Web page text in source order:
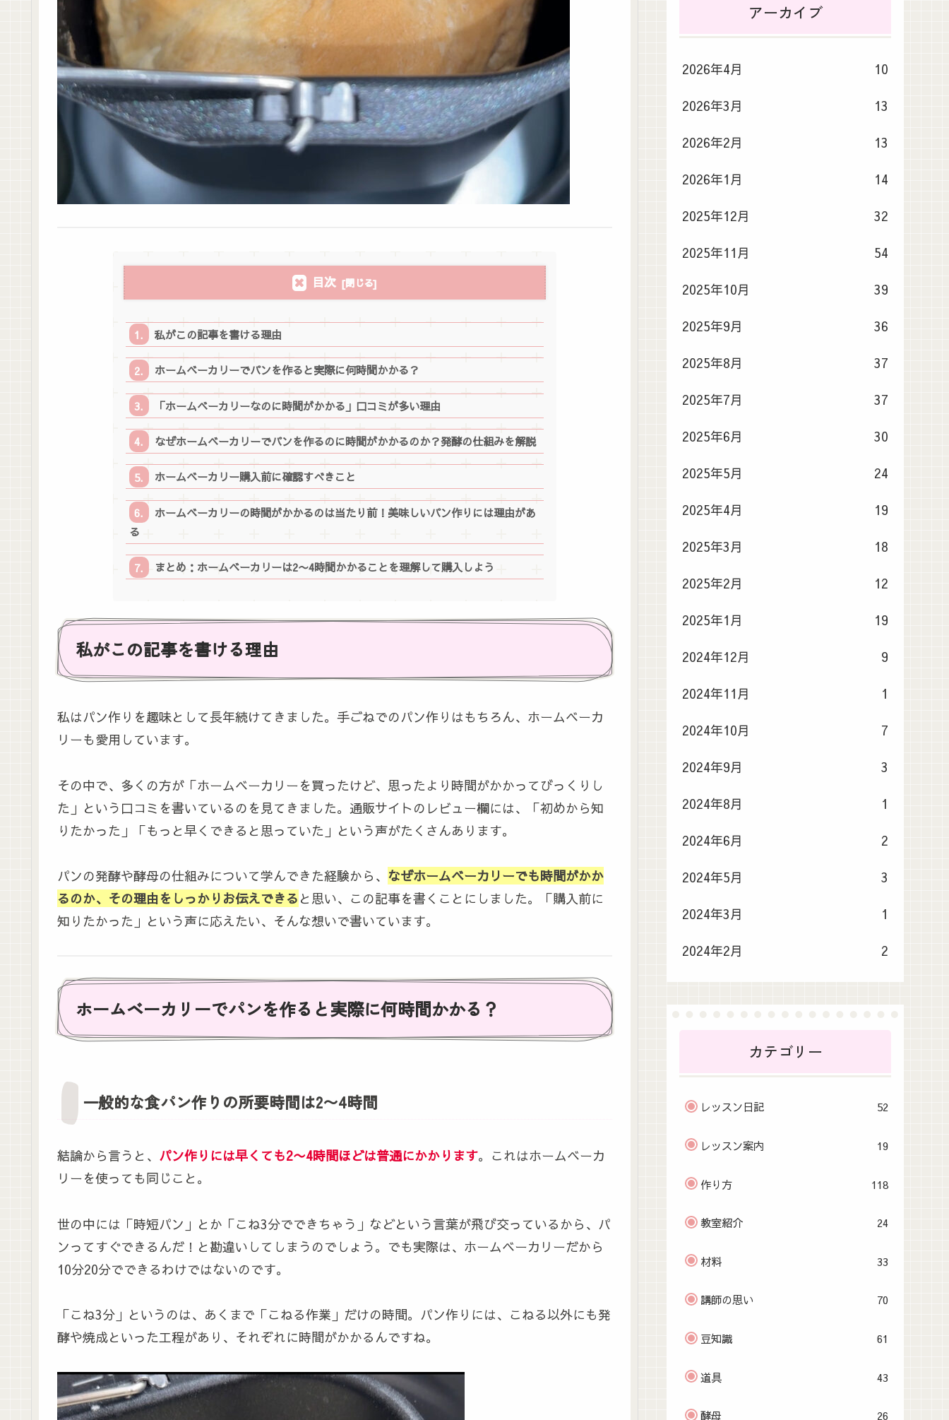
目次
私がこの記事を書ける理由
ホームベーカリーでパンを作ると実際に何時間かかる？
「ホームベーカリーなのに時間がかかる」口コミが多い理由
なぜホームベーカリーでパンを作るのに時間がかかるのか？発酵の仕組みを解説
ホームベーカリー購入前に確認すべきこと
ホームベーカリーの時間がかかるのは当たり前！美味しいパン作りには理由があ
る
まとめ：ホームベーカリーは2〜4時間かかることを理解して購入しよう
私がこの記事を書ける理由
私はパン作りを趣味として長年続けてきました。手ごねでのパン作りはもちろん、ホームベーカ
リーも愛用しています。
その中で、多くの方が「ホームベーカリーを買ったけど、思ったより時間がかかってびっくりし
た」という口コミを書いているのを見てきました。通販サイトのレビュー欄には、「初めから知
りたかった」「もっと早くできると思っていた」という声がたくさんあります。
パンの発酵や酵母の仕組みについて学んできた経験から、 なぜホームベーカリーでも時間がかか
るのか、その理由をしっかりお伝えできる と思い、この記事を書くことにしました。「購入前に
知りたかった」という声に応えたい、そんな想いで書いています。
ホームベーカリーでパンを作ると実際に何時間かかる？
一般的な食パン作りの所要時間は2〜4時間
結論から言うと、 パン作りには早くても2〜4時間ほどは普通にかかります。これはホームベーカ
リーを使っても同じこと。
世の中には「時短パン」とか「こね3分でできちゃう」などという言葉が飛び交っているから、パ
ンってすぐできるんだ！と勘違いしてしまうのでしょう。でも実際は、ホームベーカリーだから
10分20分でできるわけではないのです。
「こね3分」というのは、あくまで「こねる作業」だけの時間。パン作りには、こねる以外にも発
酵や焼成といった工程があり、それぞれに時間がかかるんですね。
アーカイブ
2026年4月 10
2026年3月 13
2026年2月 13
2026年1月 14
2025年12月 32
2025年11月 54
2025年10月 39
2025年9月 36
2025年8月 37
2025年7月 37
2025年6月 30
2025年5月 24
2025年4月 19
2025年3月 18
2025年2月 12
2025年1月 19
2024年12月 9
2024年11月 1
2024年10月 7
2024年9月 3
2024年8月 1
2024年6月 2
2024年5月 3
2024年3月 1
2024年2月 2
カテゴリー
レッスン日記 52
レッスン案内 19
作り方 118
教室紹介 24
材料 33
講師の思い 70
豆知識 61
道具 43
酵母 26